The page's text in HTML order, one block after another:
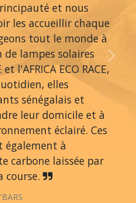
et nous
les accueillir chaque
tout le monde à
lampes solaires
l'AFRICA ECO RACE,
elles
sénégalais et
leur domicile et à
éclairé. Ces
également à
carbone laissée par
course.
Next